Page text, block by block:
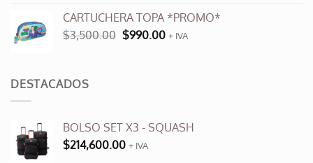
era:
$9,600.00.
es:
$3,500.00.
CARTUCHERA TOPA *PROMO*
$3,500.00 El
$990.00El+ IVA
DESTACADOS
BOLSO SET X3 - SQUASH
$214,600.00 + IVA